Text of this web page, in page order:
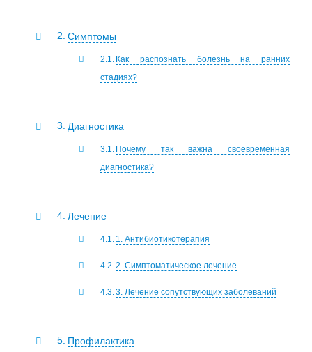
Симптомы
Как распознать болезнь на ранних
стадиях?
Диагностика
Почему так важна своевременная
диагностика?
Лечение
1. Антибиотикотерапия
2. Симптоматическое лечение
3. Лечение сопутствующих заболеваний
Профилактика